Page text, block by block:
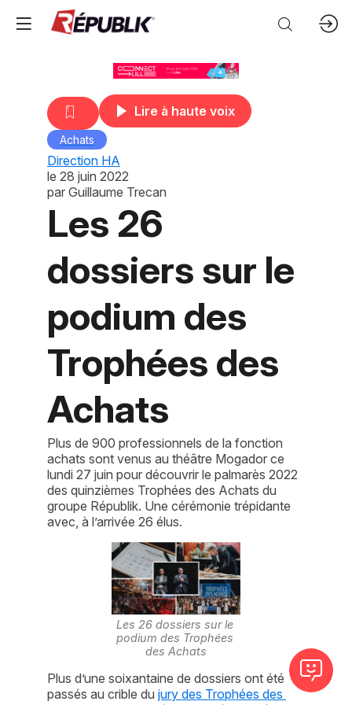
Lire à haute voix
Achats
Direction HA
le 28 juin 2022
par Guillaume Trecan
Les 26
dossiers sur le
podium des
Trophées des
Achats
Plus de 900 professionnels de la fonction
achats sont venus au théâtre Mogador ce
lundi 27 juin pour découvrir le palmarès 2022
des quinzièmes Trophées des Achats du
groupe Républik. Une cérémonie trépidante
avec, à l’arrivée 26 élus.
Les 26 dossiers sur le
podium des Trophées
des Achats
Plus d’une soixantaine de dossiers ont été
passés au crible du jury des Trophées des